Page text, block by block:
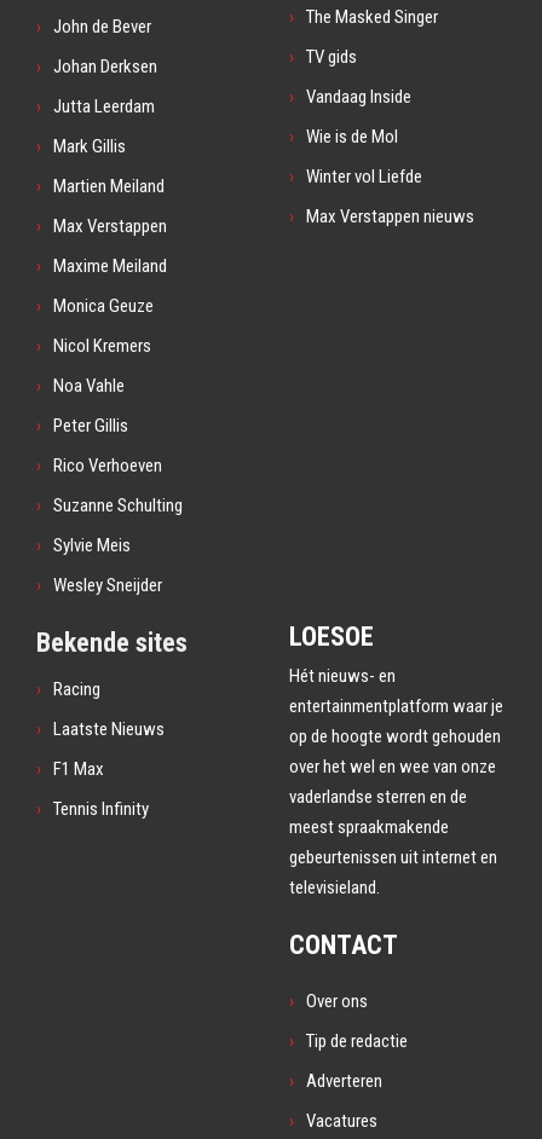
John de Bever
Johan Derksen
Jutta Leerdam
Mark Gillis
Martien Meiland
Max Verstappen
Maxime Meiland
Monica Geuze
Nicol Kremers
Noa Vahle
Peter Gillis
Rico Verhoeven
Suzanne Schulting
Sylvie Meis
Wesley Sneijder
The Masked Singer
TV gids
Vandaag Inside
Wie is de Mol
Winter vol Liefde
Max Verstappen nieuws
Bekende sites
Racing
Laatste Nieuws
F1 Max
Tennis Infinity
LOESOE
Hét nieuws- en
entertainmentplatform waar je
op de hoogte wordt gehouden
over het wel en wee van onze
vaderlandse sterren en de
meest spraakmakende
gebeurtenissen uit internet en
televisieland.
CONTACT
Over ons
Tip de redactie
Adverteren
Vacatures